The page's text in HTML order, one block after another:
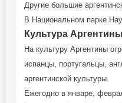
Другие большие
В Национальном парке
Культура Аргентины
На культуру Аргентины
испанцы, португальцы,
аргентинской культуры.
Ежегодно в январе,